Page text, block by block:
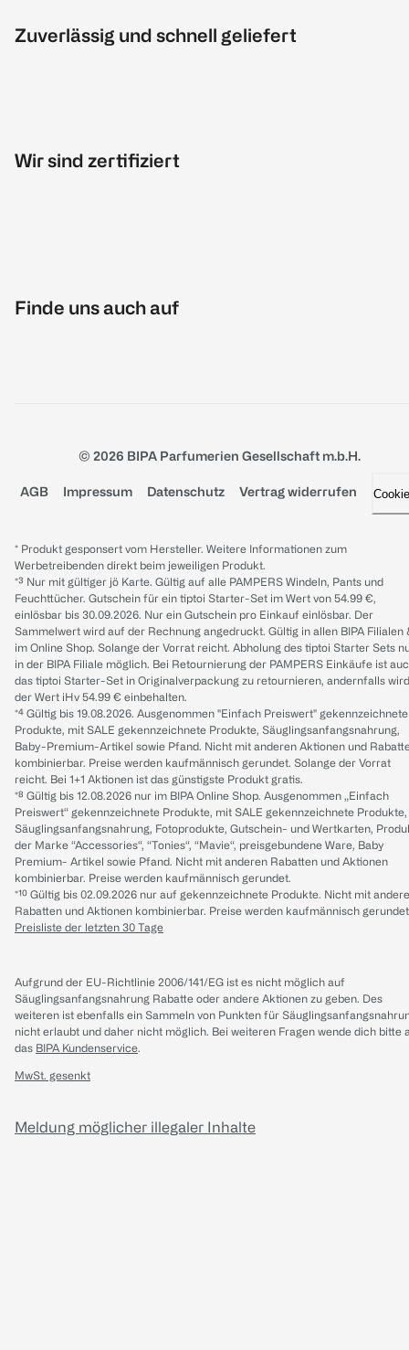
Zuverlässig und schnell geliefert
Wir sind zertifiziert
Finde uns auch auf
© 2026 BIPA Parfumerien Gesellschaft m.b.H.
AGB Impressum Datenschutz Vertrag widerrufen
* Produkt gesponsert vom Hersteller. Weitere Informationen zum
Werbetreibenden direkt beim jeweiligen Produkt.
*³ Nur mit gültiger jö Karte. Gültig auf alle PAMPERS Windeln, Pants und
Feuchttücher. Gutschein für ein tiptoi Starter-Set im Wert von 54.99 €,
einlösbar bis 30.09.2026. Nur ein Gutschein pro Einkauf einlösbar. Der
Sammelwert wird auf der Rechnung angedruckt. Gültig in allen BIPA Filialen
im Online Shop. Solange der Vorrat reicht. Abholung des tiptoi Starter Sets
in der BIPA Filiale möglich. Bei Retournierung der PAMPERS Einkäufe ist
das tiptoi Starter-Set in Originalverpackung zu retournieren, andernfalls wird
der Wert iHv 54.99 € einbehalten.
*⁴ Gültig bis 19.08.2026. Ausgenommen "Einfach Preiswert" gekennzeichnete
Produkte, mit SALE gekennzeichnete Produkte, Säuglingsanfangsnahrung,
Baby-Premium-Artikel sowie Pfand. Nicht mit anderen Aktionen und
kombinierbar. Preise werden kaufmännisch gerundet. Solange der Vorrat
reicht. Bei 1+1 Aktionen ist das günstigste Produkt gratis.
*⁸ Gültig bis 12.08.2026 nur im BIPA Online Shop. Ausgenommen „Einfach
Preiswert“ gekennzeichnete Produkte, mit SALE gekennzeichnete Produkte,
Säuglingsanfangsnahrung, Fotoprodukte, Gutschein- und Wertkarten,
der Marke “Accessories“, “Tonies“, “Mavie“, preisgebundene Ware, Baby
Premium- Artikel sowie Pfand. Nicht mit anderen Rabatten und Aktionen
kombinierbar. Preise werden kaufmännisch gerundet.
*¹⁰ Gültig bis 02.09.2026 nur auf gekennzeichnete Produkte. Nicht mit
Rabatten und Aktionen kombinierbar. Preise werden kaufmännisch
Preisliste der letzten 30 Tage
Aufgrund der EU-Richtlinie 2006/141/EG ist es nicht möglich auf
Säuglingsanfangsnahrung Rabatte oder andere Aktionen zu geben. Des
weiteren ist ebenfalls ein Sammeln von Punkten für
nicht erlaubt und daher nicht möglich. Bei weiteren Fragen wende dich bitte
das BIPA Kundenservice.
MwSt. gesenkt
Meldung möglicher illegaler Inhalte